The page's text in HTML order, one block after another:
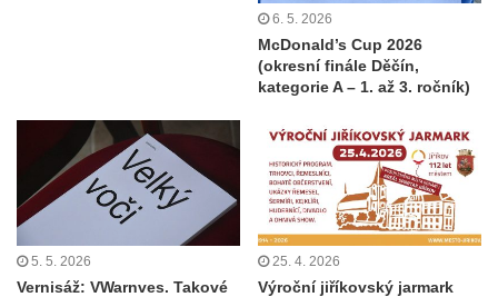
6. 5. 2026
McDonald’s Cup 2026
(okresní finále Děčín,
kategorie A – 1. až 3. ročník)
5. 5. 2026
Vernisáž: VWarnves. Takové
25. 4. 2026
Výroční jiříkovský jarmark